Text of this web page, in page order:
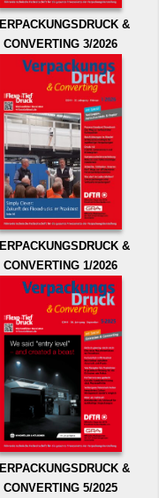
&
CONVERTING 3/2026
&
CONVERTING 1/2026
&
CONVERTING 5/2025